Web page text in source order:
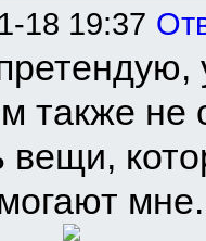
18 19:37
также не
вещи,